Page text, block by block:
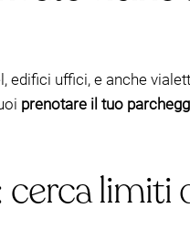
edifici uffici, e anche
prenotare il tuo
cerca limiti